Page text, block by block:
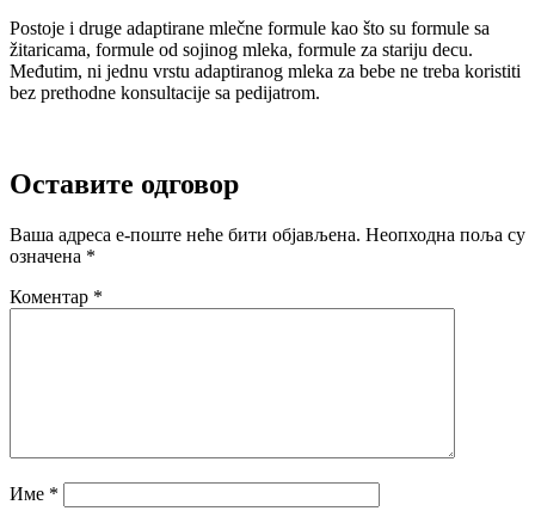
Postoje i druge adaptirane mlečne formule kao što su formule sa
žitaricama, formule od sojinog mleka, formule za stariju decu.
Međutim, ni jednu vrstu adaptiranog mleka za bebe ne treba koristiti
bez prethodne konsultacije sa pedijatrom.
Оставите одговор
Ваша адреса е-поште неће бити објављена. Неопходна поља су
означена *
Коментар *
Име *